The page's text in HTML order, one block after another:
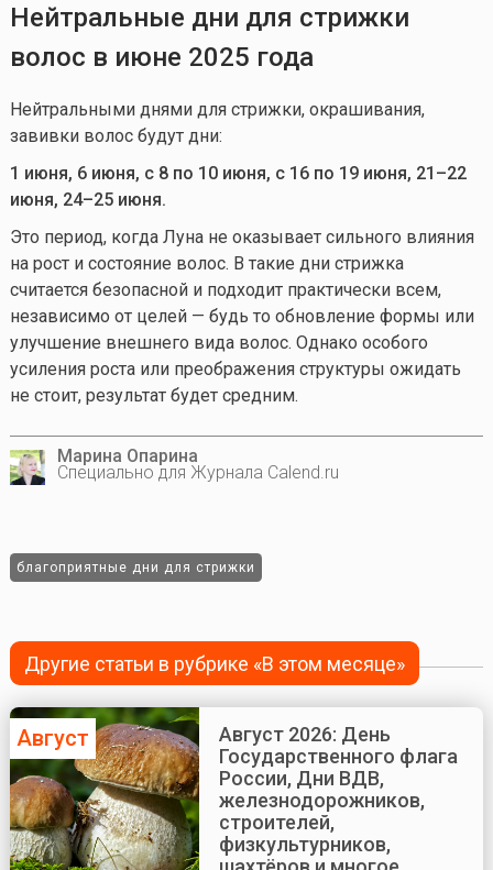
Нейтральные дни для стрижки
волос в июне 2025 года
Нейтральными днями для стрижки, окрашивания,
завивки волос будут дни:
1 июня, 6 июня, с 8 по 10 июня, с 16 по 19 июня, 21–22
июня, 24–25 июня.
Это период, когда Луна не оказывает сильного влияния
на рост и состояние волос. В такие дни стрижка
считается безопасной и подходит практически всем,
независимо от целей — будь то обновление формы или
улучшение внешнего вида волос. Однако особого
усиления роста или преображения структуры ожидать
не стоит, результат будет средним.
Марина Опарина
Специально для Журнала Calend.ru
благоприятные дни для стрижки
Другие статьи в рубрике «В этом месяце»
Август
Август 2026: День
Государственного флага
России, Дни ВДВ,
железнодорожников,
строителей,
физкультурников,